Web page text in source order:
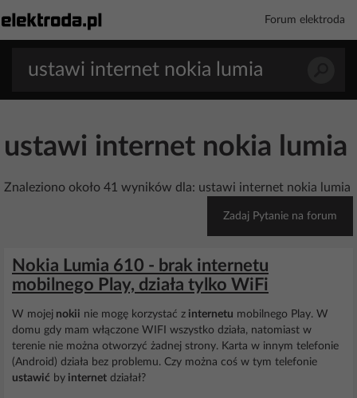
Forum elektroda
ustawi internet nokia lumia
Znaleziono około 41 wyników dla: ustawi internet nokia lumia
Zadaj Pytanie na forum
Nokia Lumia 610 - brak internetu
mobilnego Play, działa tylko WiFi
W mojej nokii nie mogę korzystać z internetu mobilnego Play. W
domu gdy mam włączone WIFI wszystko działa, natomiast w
terenie nie można otworzyć żadnej strony. Karta w innym telefonie
(Android) działa bez problemu. Czy można coś w tym telefonie
ustawić by internet działał?